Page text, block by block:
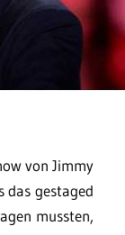
von Jimmy
das gestaged
mussten,